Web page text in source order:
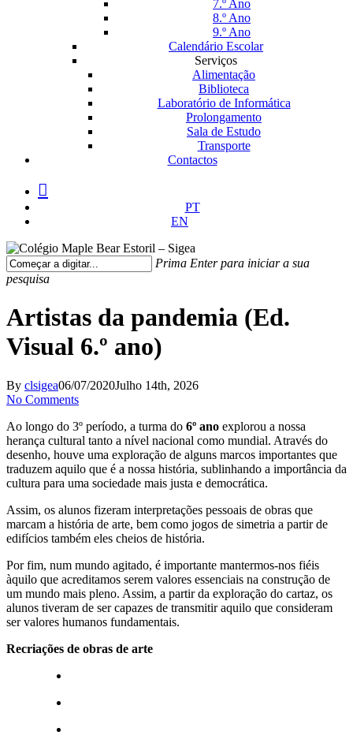
7.º Ano
8.º Ano
9.º Ano
Calendário Escolar
Serviços
Alimentação
Biblioteca
Laboratório de Informática
Prolongamento
Sala de Estudo
Transporte
Contactos
facebook
instagram
medium
PT
EN
Prima Enter para iniciar a sua
pesquisa
Pesquisa
Artistas da pandemia (Ed.
Visual 6.º ano)
By clsigea06/07/2020Julho 14th, 2026
No Comments
Ao longo do 3º período, a turma do 6º ano explorou a nossa
herança cultural tanto a nível nacional como mundial. Através do
desenho, houve uma exploração de alguns marcos importantes que
traduzem aquilo que é a nossa história, sublinhando a importância da
cultura para uma sociedade mais justa e democrática.
Assim, os alunos fizeram interpretações pessoais de obras que
marcam a história de arte, bem como jogos de simetria a partir de
edifícios também eles cheios de história.
Por fim, num mundo agitado, é importante mantermos-nos fiéis
àquilo que acreditamos serem valores essenciais na construção de
um mundo mais pleno. Assim, a partir da exploração do cartaz, os
alunos tiveram de ser capazes de transmitir aquilo que consideram
ser valores humanos fundamentais.
Recriações de obras de arte